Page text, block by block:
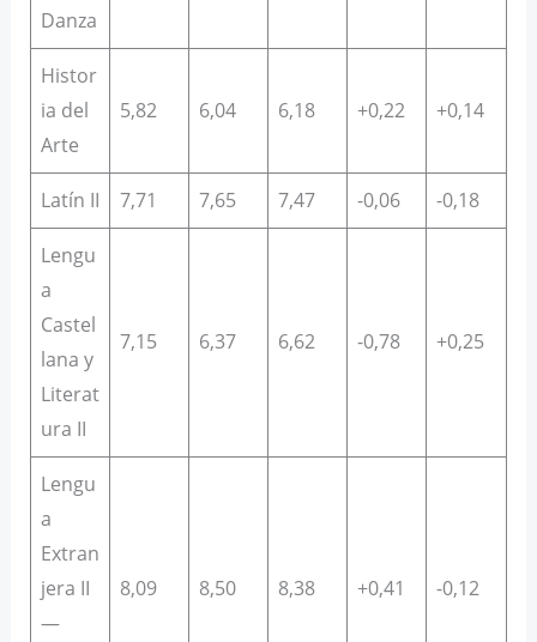
Danza
Histor
ia del
Arte
5,82 6,04 6,18 +0,22 +0,14
Latín II 7,71 7,65 7,47 -0,06 -0,18
Lengu
a
Castel
lana y
Literat
ura II
7,15 6,37 6,62 -0,78 +0,25
Lengu
a
Extran
jera II
—
8,09 8,50 8,38 +0,41 -0,12